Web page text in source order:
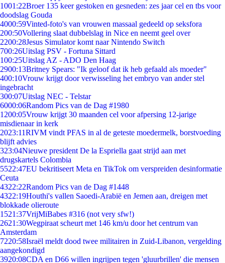
1001:22Broer 135 keer gestoken en gesneden: zes jaar cel en tbs voor
doodslag Gouda
4000:59Vinted-foto's van vrouwen massaal gedeeld op seksfora
200:50Vollering slaat dubbelslag in Nice en neemt geel over
2200:28Jesus Simulator komt naar Nintendo Switch
700:26Uitslag PSV - Fortuna Sittard
100:25Uitslag AZ - ADO Den Haag
2900:13Britney Spears: "Ik geloof dat ik heb gefaald als moeder"
400:10Vrouw krijgt door verwisseling het embryo van ander stel
ingebracht
300:07Uitslag NEC - Telstar
6000:06Random Pics van de Dag #1980
1200:05Vrouw krijgt 30 maanden cel voor afpersing 12-jarige
misdienaar in kerk
2023:11RIVM vindt PFAS in al de geteste moedermelk, borstvoeding
blijft advies
323:04Nieuwe president De la Espriella gaat strijd aan met
drugskartels Colombia
5522:47EU bekritiseert Meta en TikTok om verspreiden desinformatie
Ceuta
4322:22Random Pics van de Dag #1448
4322:19Houthi's vallen Saoedi-Arabië en Jemen aan, dreigen met
blokkade olieroute
1521:37VrijMiBabes #316 (not very sfw!)
2621:30Wegpiraat scheurt met 146 km/u door het centrum van
Amsterdam
7220:58Israël meldt dood twee militairen in Zuid-Libanon, vergelding
aangekondigd
3920:08CDA en D66 willen ingrijpen tegen 'gluurbrillen' die mensen